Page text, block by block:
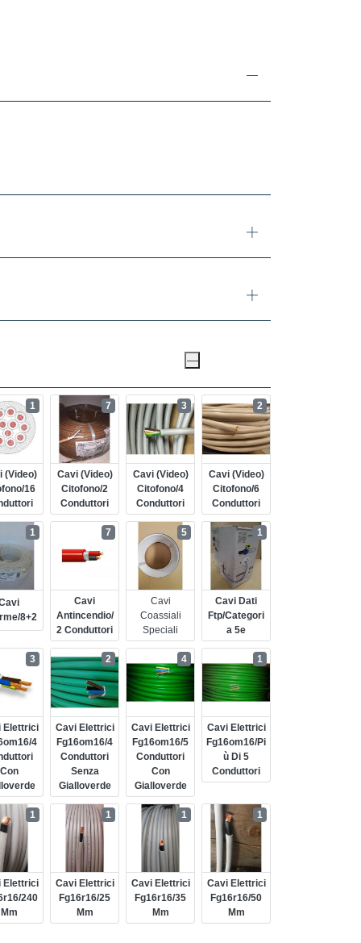
(video)
16
1
Cavi (video)
Citofono/2
Conduttori
7
Cavi (video)
Citofono/4
Conduttori
3
Cavi (video)
Citofono/6
Conduttori
2
8+2
1
Cavi
Antincendio/
2 Conduttori
7
Cavi
Coassiali
Speciali
5
Cavi Dati
Ftp/categori
A 5e
1
Elettrici
4
Con
3
Cavi Elettrici
Fg16om16/4
Conduttori
Senza
Gialloverde
2
Cavi Elettrici
Fg16om16/5
Conduttori
Con
Gialloverde
4
Cavi Elettrici
Fg16om16/pi
Ù Di 5
Conduttori
1
Elettrici
240
Mm
1
Cavi Elettrici
Fg16r16/25
Mm
1
Cavi Elettrici
Fg16r16/35
Mm
1
Cavi Elettrici
Fg16r16/50
Mm
1